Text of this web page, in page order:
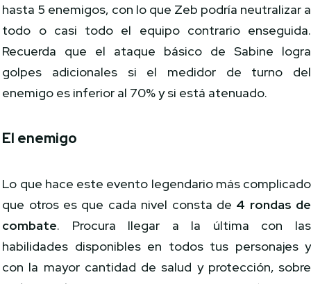
hasta 5 enemigos, con lo que Zeb podría neutralizar a
todo o casi todo el equipo contrario enseguida.
Recuerda que el ataque básico de Sabine logra
golpes adicionales si el medidor de turno del
enemigo es inferior al 70% y si está atenuado.
El enemigo
Lo que hace este evento legendario más complicado
que otros es que cada nivel consta de 4 rondas de
combate. Procura llegar a la última con las
habilidades disponibles en todos tus personajes y
con la mayor cantidad de salud y protección, sobre